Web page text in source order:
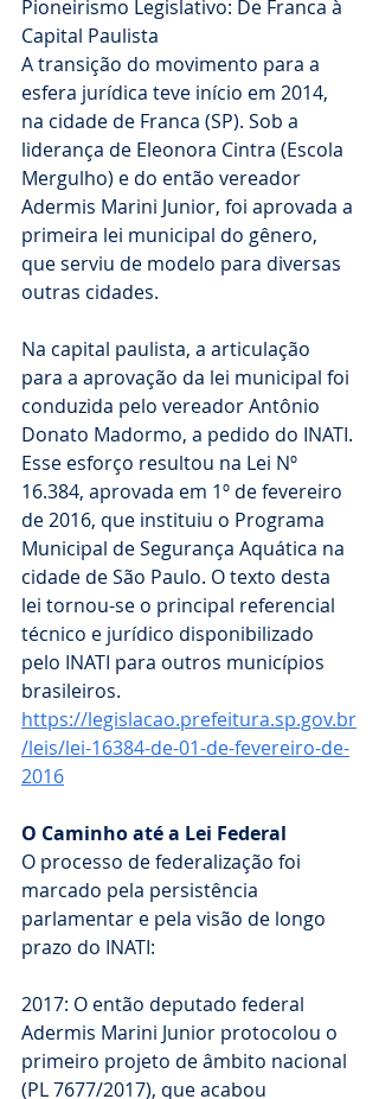
Pioneirismo Legislativo: De Franca à
Capital Paulista
A transição do movimento para a
esfera jurídica teve início em 2014,
na cidade de Franca (SP). Sob a
liderança de Eleonora Cintra (Escola
Mergulho) e do então vereador
Adermis Marini Junior, foi aprovada a
primeira lei municipal do gênero,
que serviu de modelo para diversas
outras cidades.
Na capital paulista, a articulação
para a aprovação da lei municipal foi
conduzida pelo vereador Antônio
Donato Madormo, a pedido do INATI.
Esse esforço resultou na Lei Nº
16.384, aprovada em 1º de fevereiro
de 2016, que instituiu o Programa
Municipal de Segurança Aquática na
cidade de São Paulo. O texto desta
lei tornou-se o principal referencial
técnico e jurídico disponibilizado
pelo INATI para outros municípios
brasileiros.
https://legislacao.prefeitura.sp.gov.br
/leis/lei-16384-de-01-de-fevereiro-de-
2016
O Caminho até a Lei Federal
O processo de federalização foi
marcado pela persistência
parlamentar e pela visão de longo
prazo do INATI:
2017: O então deputado federal
Adermis Marini Junior protocolou o
primeiro projeto de âmbito nacional
(PL 7677/2017), que acabou